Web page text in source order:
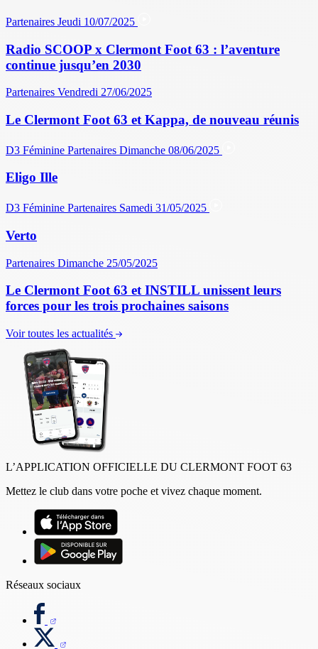
Partenaires Jeudi 10/07/2025
Radio SCOOP x Clermont Foot 63 : l’aventure
continue jusqu’en 2030
Partenaires Vendredi 27/06/2025
Le Clermont Foot 63 et Kappa, de nouveau réunis
D3 Féminine Partenaires Dimanche 08/06/2025
Eligo Ille
D3 Féminine Partenaires Samedi 31/05/2025
Verto
Partenaires Dimanche 25/05/2025
Le Clermont Foot 63 et INSTILL unissent leurs
forces pour les trois prochaines saisons
Voir toutes les actualités
L’APPLICATION OFFICIELLE DU CLERMONT FOOT 63
Mettez le club dans votre poche et vivez chaque moment.
Réseaux sociaux